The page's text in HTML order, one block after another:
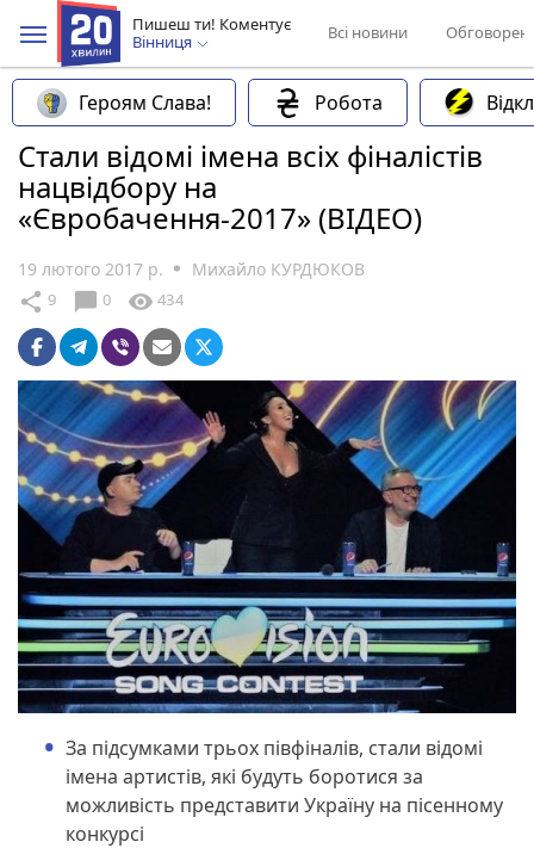
Пишеш ти! Коментує
Вінниця
Всі новини
Героям Слава! Робота
Стали відомі імена всіх фіналістів
нацвідбору на
«Євробачення-2017» (ВІДЕО)
19 лютого 2017 р. Михайло КУРДЮКОВ
share 9 chat_bubble 0 visibility 434
За підсумками трьох півфіналів, стали відомі
імена артистів, які будуть боротися за
можливість представити Україну на пісенному
конкурсі